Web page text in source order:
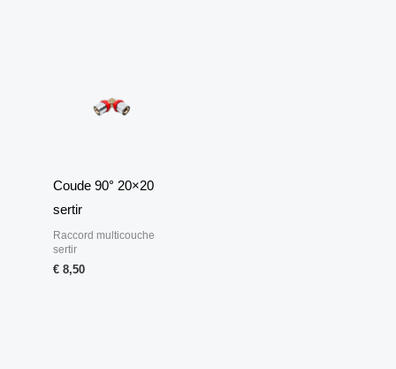
Coude 90° 20×20
sertir
Raccord multicouche
sertir
€ 8,50